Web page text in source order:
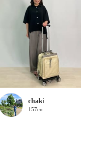
chaki
157cm